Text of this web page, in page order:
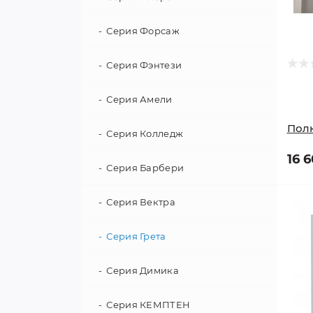
Кровати-машины со
Кровать для новорожденных
Уголок школьника
Кровать чердак
Комплектующие для кроватей
Серия Форсаж
Серия Фэнтези
Серия Амели
Серия Колледж
Серия Барбери
Серия Вектра
Серия Грета
Серия Димика
Серия КЕМПТЕН
16